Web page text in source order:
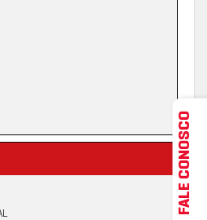
FALE CONOSCO